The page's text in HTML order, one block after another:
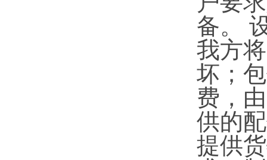
备。
我方
坏；
费，
供的
提供